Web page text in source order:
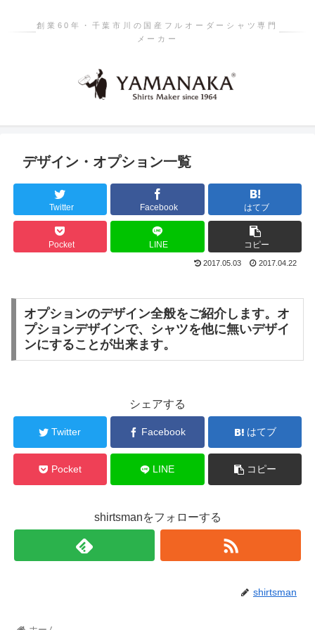
創業60年・千葉市川の国産フルオーダーシャツ専門
メーカー
デザイン・オプション一覧
Twitter Facebook はてブ
Pocket LINE コピー
2017.05.03 2017.04.22
オプションのデザイン全般をご紹介します。オ
プションデザインで、シャツを他に無いデザイ
ンにすることが出来ます。
シェアする
Twitter Facebook はてブ
Pocket LINE コピー
shirtsmanをフォローする
shirtsman